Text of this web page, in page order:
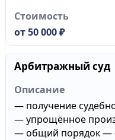
от 50 000 ₽
Арбитражный суд
— получение
— упрощённое
— общий порядок —